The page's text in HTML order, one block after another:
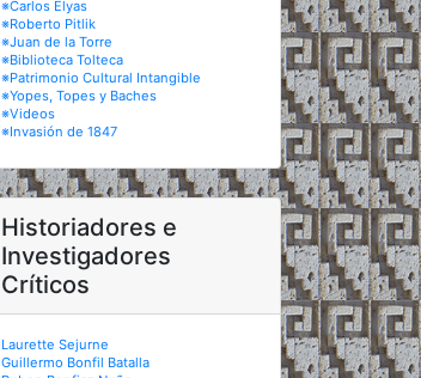
※Carlos Elyas
※Roberto Pitlik
※Juan de la Torre
※Biblioteca Tolteca
※Patrimonio Cultural Intangible
※Yopes, Topes y Baches
※Videos
※Invasión de 1847
Historiadores e
Investigadores
Críticos
Laurette Sejurne
Guillermo Bonfil Batalla